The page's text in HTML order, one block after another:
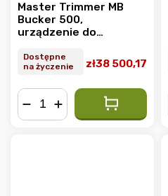
Master Trimmer MB
Bucker 500,
urządzenie do
Dostępne
na życzenie
zł38 500,17